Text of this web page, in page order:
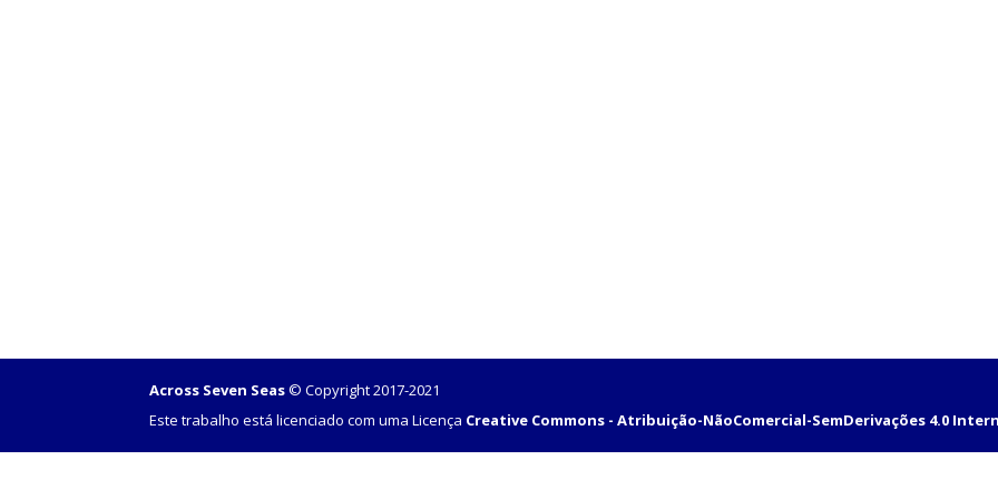
Across Seven Seas© Copyright 2017-2021
Este trabalho está licenciado com uma Licença Creative Commons - Atribuição-NãoComercial-SemDerivações 4.0